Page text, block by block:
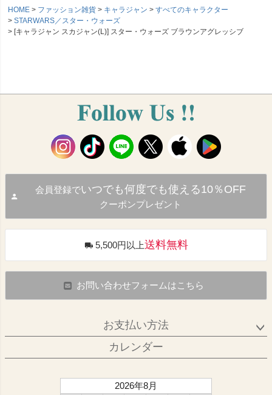
HOME
ファッション雑貨 キャラジャン
すべてのキャラクター
STARWARS／スター・ウォーズ
[キャラジャン スカジャン(L)] スター・ウォーズ ブラウンアグレッシブ
会員登録でいつでも何度でも使える10％OFF
クーポンプレゼント
5,500円以上送料無料
お問い合わせフォームはこちら
お支払い方法
カレンダー
2026年8月